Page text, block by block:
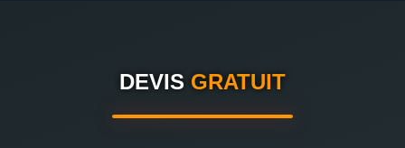
DEVIS GRATUIT